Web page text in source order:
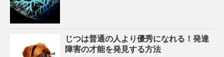
じつは普通の人より優秀になれる！発達
障害の才能を発見する方法